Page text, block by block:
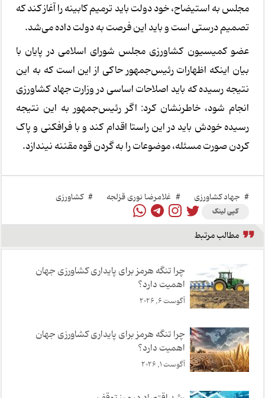
مجلس به استیضاح، خود دولت باید ترمیم کابینه را آغاز کند که
تصمیم درستی است و باید این فرصت به دولت داده می‌شد.
عضو کمیسیون کشاورزی مجلس شورای اسلامی در پایان با
بیان اینکه اظهارات رئیس‌جمهور حاکی از این است که به این
نتیجه رسیده که باید اصلاحات اساسی در وزارت جهاد کشاورزی
انجام شود، خاطرنشان کرد: اگر رئیس‌جمهور به این نتیجه
رسیده خودش باید در این راستا اقدام کند و با فرافکنی و پاک
کردن صورت مسئله، موضوعات را به گردن قوه مقننه نیندازد.
# جهاد کشاورزی # غلامرضا نوری قزلجه # کشاورزی
کپی لینک
مطالب مرتبط
چرا تنگه هرمز برای پایداری کشاورزی جهان
اهمیت دارد؟
آگوست 6, 2026
چرا تنگه هرمز برای پایداری کشاورزی جهان
اهمیت دارد؟
آگوست 1, 2026